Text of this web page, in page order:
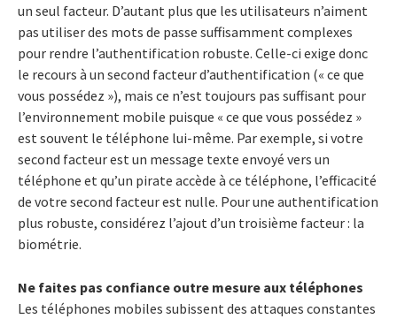
un seul facteur. D’autant plus que les utilisateurs n’aiment
pas utiliser des mots de passe suffisamment complexes
pour rendre l’authentification robuste. Celle-ci exige donc
le recours à un second facteur d’authentification (« ce que
vous possédez »), mais ce n’est toujours pas suffisant pour
l’environnement mobile puisque « ce que vous possédez »
est souvent le téléphone lui-même. Par exemple, si votre
second facteur est un message texte envoyé vers un
téléphone et qu’un pirate accède à ce téléphone, l’efficacité
de votre second facteur est nulle. Pour une authentification
plus robuste, considérez l’ajout d’un troisième facteur : la
biométrie.
Ne faites pas confiance outre mesure aux téléphones
Les téléphones mobiles subissent des attaques constantes